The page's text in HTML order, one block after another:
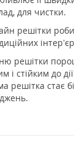
для чистки.
решітки
решітки
і стійким до
решітка стає